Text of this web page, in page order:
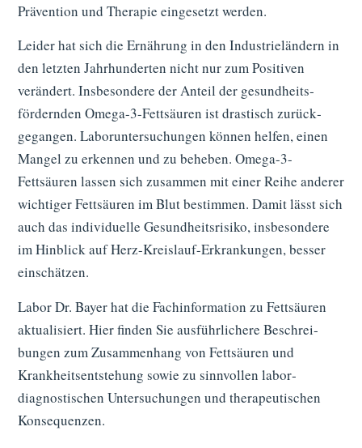
Präven­tion und Therapie eingesetzt werden.
Leider hat sich die Ernährung in den Industrie­ländern in
den letzten Jahr­hun­derten nicht nur zum Positiven
verändert. Insbesondere der Anteil der gesund­heits­
fördernden Omega-3-Fettsäuren ist drastisch zurück­
gegangen. Labor­untersuchungen können helfen, einen
Mangel zu erkennen und zu beheben. Omega-3-
Fettsäuren lassen sich zusammen mit einer Reihe anderer
wichtiger Fett­säuren im Blut bestimmen. Damit lässt sich
auch das indivi­duelle Gesundheits­risiko, insbesondere
im Hinblick auf Herz-Kreislauf-Erkrankungen, besser
einschätzen.
Labor Dr. Bayer hat die Fachinformation zu Fettsäuren
aktualisiert. Hier finden Sie ausführ­lichere Beschrei­
bungen zum Zusammen­hang von Fettsäuren und
Krankheits­entstehung sowie zu sinn­vollen labor­
diagnostischen Unter­suchungen und thera­peutischen
Konsequenzen.